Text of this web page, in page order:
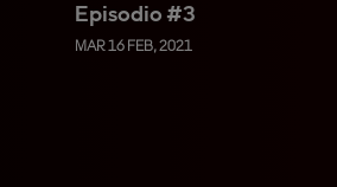
Episodio #3
MAR 16 FEB, 2021